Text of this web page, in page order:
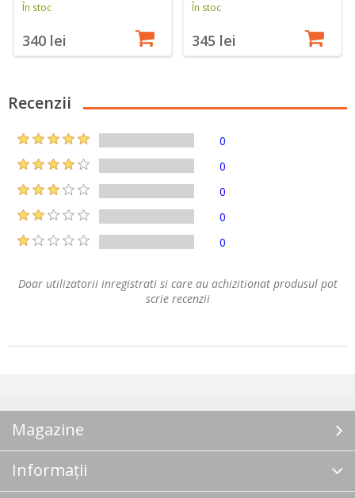
În stoc
340 lei
În stoc
345 lei
Recenzii
0
0
0
0
0
Doar utilizatorii inregistrati si care au achizitionat produsul pot
scrie recenzii
Magazine
Informații